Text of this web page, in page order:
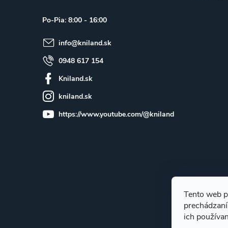
Tento web
ich
Po-Pia: 8:00 - 16:00
info@kniland.sk
0948 617 154
Kniland.sk
kniland.sk
https://www.youtube.com/@kniland